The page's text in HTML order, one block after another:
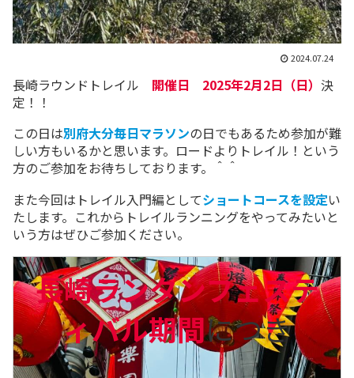
2024.07.24
長崎ラウンドトレイル 開催日 2025年2月2日（日） 決
定！！
この日は別府大分毎日マラソンの日でもあるため参加が難
しい方もいるかと思います。ロードよりトレイル！という
方のご参加をお待ちしております。＾＾
また今回はトレイル入門編としてショートコースを設定い
たします。これからトレイルランニングをやってみたいと
いう方はぜひご参加ください。
長崎ランタンフェステ
ィバル期間につき